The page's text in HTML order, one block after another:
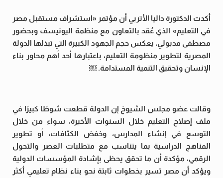
أكدت الدكتورة داليا الأتربي أن مؤتمر «استشراف مستقبل مصر
في التعليم» الذي عُقد بالتعاون مع منظمة اليونيسف وبحضور
مصطفى مدبولي، يعكس حجم الجهود الكبيرة التي تبذلها الدولة
المصرية لتطوير منظومة التعليم، باعتبارها أحد أهم محاور بناء
الإنسان وتحقيق التنمية المستدامة. ￼
وقالت عضو مجلس الشيوخ إن الدولة قطعت شوطًا كبيرًا في
ملف إصلاح التعليم خلال السنوات الأخيرة، سواء من خلال
التوسع في إنشاء المدارس، وخفض الكثافات، أو تطوير
المناهج الدراسية بما يتناسب مع متطلبات العصر والتحول
الرقمي، مؤكدة أن ما تحقق يحظى بإشادة المؤسسات الدولية
ويؤكد أن مصر تسير بخطوات ثابتة نحو بناء نظام تعليمي أكثر